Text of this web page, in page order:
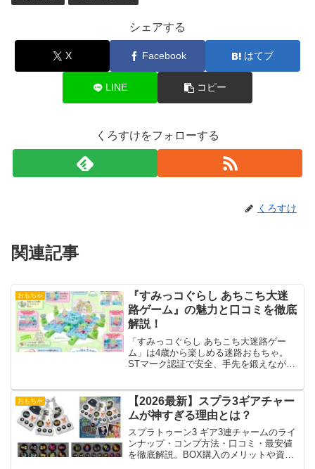
シェアする
X Facebook はてブ
LINE コピー
くろすけをフォローする
くろすけ
関連記事
おもちゃ
『すみっコぐらし あちこち大迷
路ゲーム』の魅力と口コミを徹底
解説！
「すみっコぐらし あちこち大迷路ゲー
ム」は4歳から楽しめる迷路おもちゃ。
STマーク認証で安全、手先を鍛えながら
おもちゃ
【2026最新】スプラ3ギアチャー
ムが神すぎる理由とは？
スプラトゥーン3 ギア3連チャームのライ
ンナップ・コンプ方法・口コミ・最安値
を徹底解説。BOX購入のメリットや資産